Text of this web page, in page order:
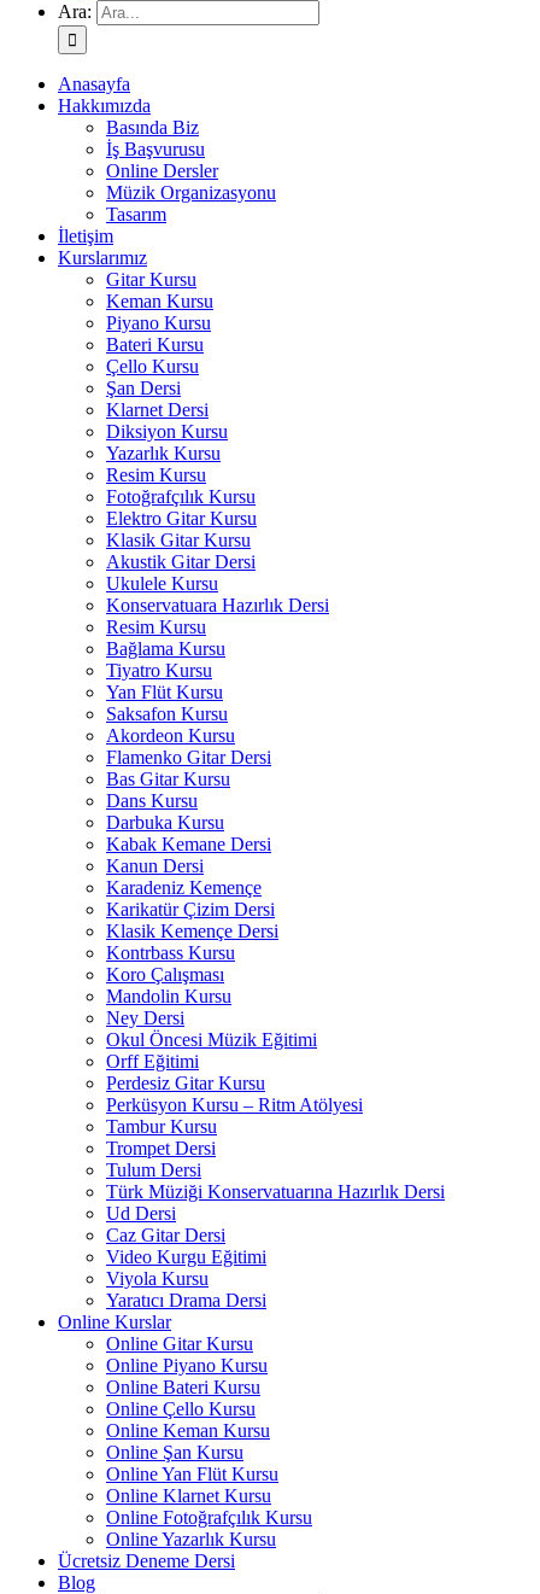
Ara:
Anasayfa
Hakkımızda
Basında Biz
İş Başvurusu
Online Dersler
Müzik Organizasyonu
Tasarım
İletişim
Kurslarımız
Gitar Kursu
Keman Kursu
Piyano Kursu
Bateri Kursu
Çello Kursu
Şan Dersi
Klarnet Dersi
Diksiyon Kursu
Yazarlık Kursu
Resim Kursu
Fotoğrafçılık Kursu
Elektro Gitar Kursu
Klasik Gitar Kursu
Akustik Gitar Dersi
Ukulele Kursu
Konservatuara Hazırlık Dersi
Resim Kursu
Bağlama Kursu
Tiyatro Kursu
Yan Flüt Kursu
Saksafon Kursu
Akordeon Kursu
Flamenko Gitar Dersi
Bas Gitar Kursu
Dans Kursu
Darbuka Kursu
Kabak Kemane Dersi
Kanun Dersi
Karadeniz Kemençe
Karikatür Çizim Dersi
Klasik Kemençe Dersi
Kontrbass Kursu
Koro Çalışması
Mandolin Kursu
Ney Dersi
Okul Öncesi Müzik Eğitimi
Orff Eğitimi
Perdesiz Gitar Kursu
Perküsyon Kursu – Ritm Atölyesi
Tambur Kursu
Trompet Dersi
Tulum Dersi
Türk Müziği Konservatuarına Hazırlık Dersi
Ud Dersi
Caz Gitar Dersi
Video Kurgu Eğitimi
Viyola Kursu
Yaratıcı Drama Dersi
Online Kurslar
Online Gitar Kursu
Online Piyano Kursu
Online Bateri Kursu
Online Çello Kursu
Online Keman Kursu
Online Şan Kursu
Online Yan Flüt Kursu
Online Klarnet Kursu
Online Fotoğrafçılık Kursu
Online Yazarlık Kursu
Ücretsiz Deneme Dersi
Blog